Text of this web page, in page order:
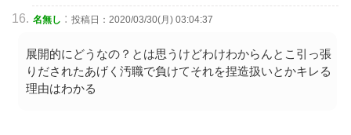
名無し : 投稿日：2020/03/30(月) 03:04:37
展開的にどうなの？とは思うけどわけわからんとこ引っ張
りだされたあげく汚職で負けてそれを捏造扱いとかキレる
理由はわかる